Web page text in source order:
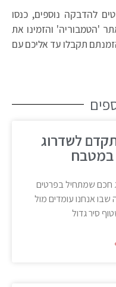
להדבקה נוספים, כנסו
'הטמבוריה' והזמינו את
תקבלו עד אליכם עם
לשדרוג
במטבח
חכם שמתחיל בפרטים
שבו אנחנו עומדים מול
סיר גדול